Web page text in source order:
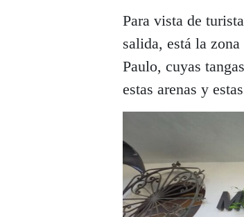
Para vista de
salida, está la
Paulo, cuyas
estas arenas y